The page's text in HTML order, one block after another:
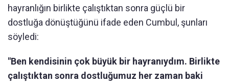
hayranlığın birlikte çalıştıktan sonra güçlü bir
dostluğa dönüştüğünü ifade eden Cumbul, şunları
söyledi:
"Ben kendisinin çok büyük bir hayranıydım. Birlikte
çalıştıktan sonra dostluğumuz her zaman baki